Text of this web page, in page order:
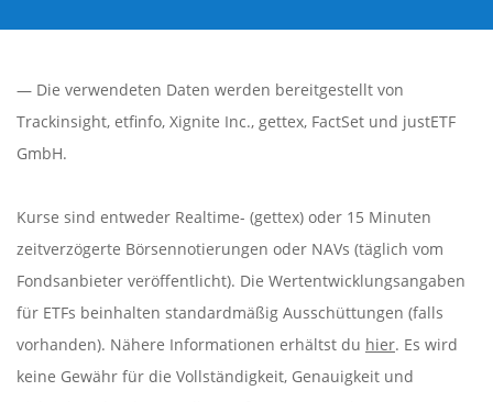
— Die verwendeten Daten werden bereitgestellt von
Trackinsight, etfinfo, Xignite Inc., gettex, FactSet und justETF
GmbH.
Kurse sind entweder Realtime- (gettex) oder 15 Minuten
zeitverzögerte Börsennotierungen oder NAVs (täglich vom
Fondsanbieter veröffentlicht). Die Wertentwicklungsangaben
für ETFs beinhalten standardmäßig Ausschüttungen (falls
vorhanden). Nähere Informationen erhältst du hier. Es wird
keine Gewähr für die Vollständigkeit, Genauigkeit und